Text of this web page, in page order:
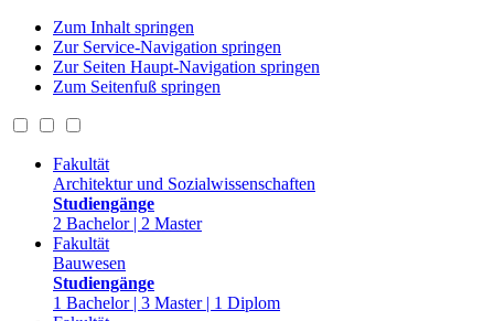
Zum Inhalt springen
Zur Service-Navigation springen
Zur Seiten Haupt-Navigation springen
Zum Seitenfuß springen
Fakultät
Architektur und Sozialwissenschaften
Studiengänge
2 Bachelor | 2 Master
Fakultät
Bauwesen
Studiengänge
1 Bachelor | 3 Master | 1 Diplom